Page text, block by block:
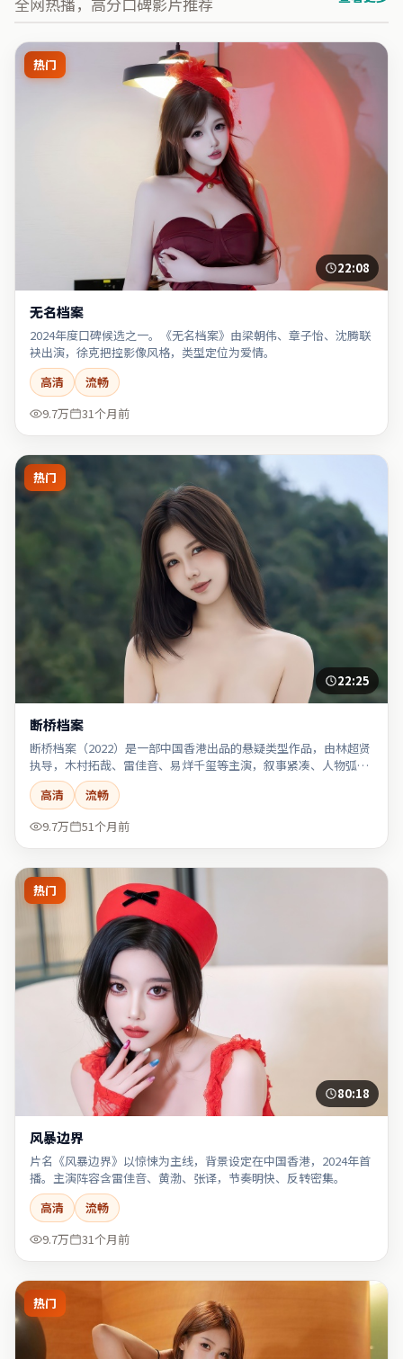
热门
22:08
无名档案
2024年度口碑候选之一。《无名档案》由梁朝伟、章子怡、沈腾联
袂出演，徐克把控影像风格，类型定位为爱情。
高清
流畅
9.7万
31个月前
热门
22:25
断桥档案
断桥档案（2022）是一部中国香港出品的悬疑类型作品，由林超贤
执导，木村拓哉、雷佳音、易烊千玺等主演，叙事紧凑、人物弧光
完整。
高清
流畅
9.7万
51个月前
热门
80:18
风暴边界
片名《风暴边界》以惊悚为主线，背景设定在中国香港，2024年首
播。主演阵容含雷佳音、黄渤、张译，节奏明快、反转密集。
高清
流畅
9.7万
31个月前
热门